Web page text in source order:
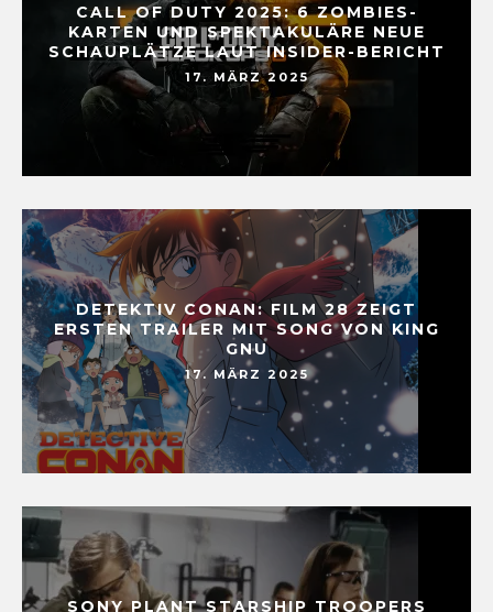
CALL OF DUTY 2025: 6 ZOMBIES-
KARTEN UND SPEKTAKULÄRE NEUE
SCHAUPLÄTZE LAUT INSIDER-BERICHT
17. MÄRZ 2025
DETEKTIV CONAN: FILM 28 ZEIGT
ERSTEN TRAILER MIT SONG VON KING
GNU
17. MÄRZ 2025
SONY PLANT STARSHIP TROOPERS